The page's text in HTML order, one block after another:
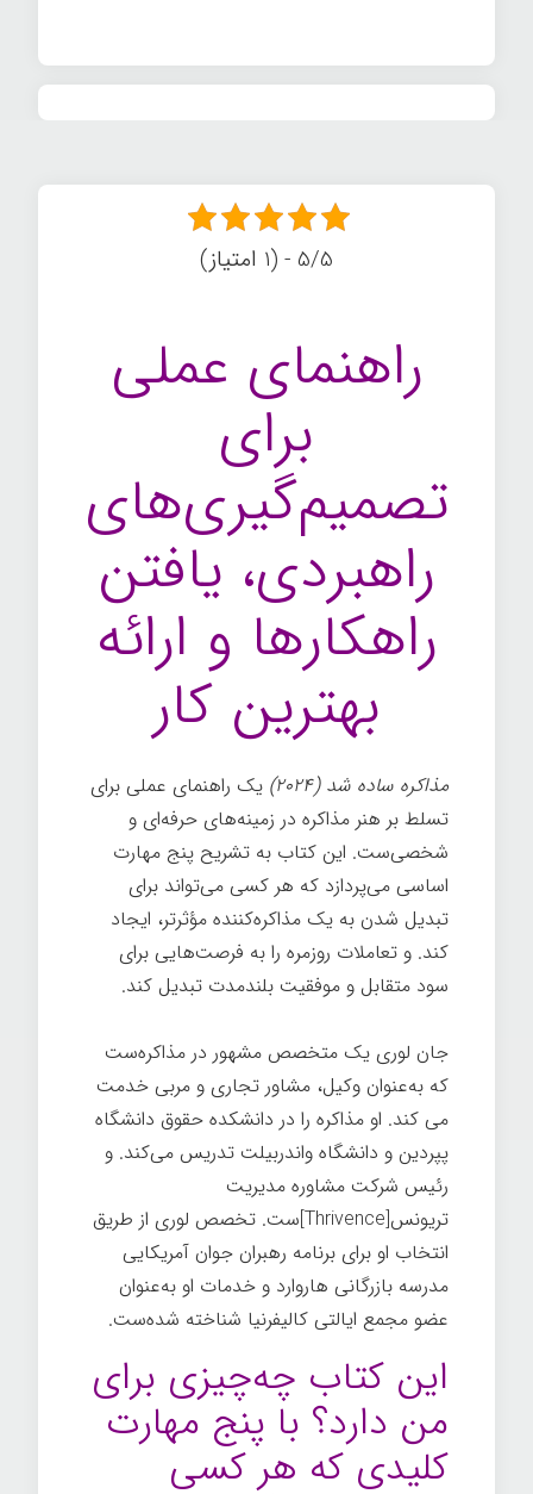
5/5 - (1 امتیاز)
راهنمای عملی
برای
تصمیم‌گیری‌های
راهبردی، یافتن
راهکارها و ارائه
بهترین کار
مذاکره ساده شد (۲۰۲۴)
یک راهنمای عملی برای
تسلط بر هنر مذاکره در زمینه‌های حرفه‌ای و
شخصی‌ست. این کتاب به تشریح پنج مهارت
اساسی می‌پردازد که هر کسی می‌تواند برای
تبدیل شدن به یک مذاکره‌کننده مؤثرتر، ایجاد
کند. و تعاملات روزمره را به فرصت‌هایی برای
سود متقابل و موفقیت بلندمدت تبدیل کند.
جان لوری یک متخصص مشهور در مذاکره‌ست
که به‌عنوان وکیل، مشاور تجاری و مربی خدمت
می کند. او مذاکره را در دانشکده حقوق دانشگاه
پپردین و دانشگاه واندربیلت تدریس می‌کند. و
رئیس شرکت مشاوره مدیریت
تریونس[Thrivence]ست. تخصص لوری از طریق
انتخاب او برای برنامه رهبران جوان آمریکایی
مدرسه بازرگانی هاروارد و خدمات او به‌عنوان
عضو مجمع ایالتی کالیفرنیا شناخته شده‌ست.
این کتاب چه‌چیزی برای
من دارد؟ با پنج مهارت
کلیدی که هر کسی